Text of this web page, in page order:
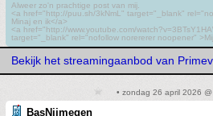
Alweer zo'n prachtige post van mij.
<a href="http://puu.sh/3kNmL" target="_blank"
Minaj en ik</a>
<a href="http://www.youtube.com/
target="_blank" rel="nofollow norererer noopener"
Bekijk het streamingaanbod van
• zondag 26 april 2026 @
BasNijmegen